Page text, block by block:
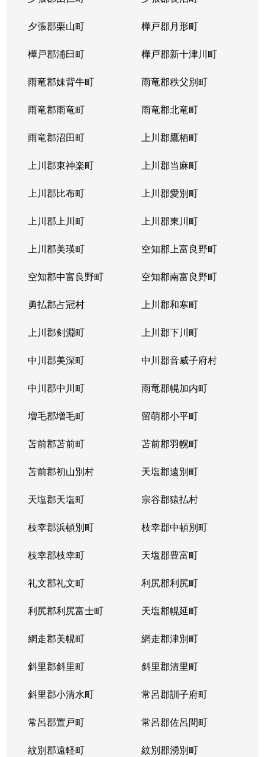
夕張郡栗山町 樺戸郡月形町
樺戸郡浦臼町 樺戸郡新十津川町
雨竜郡妹背牛町 雨竜郡秩父別町
雨竜郡雨竜町 雨竜郡北竜町
雨竜郡沼田町 上川郡鷹栖町
上川郡東神楽町 上川郡当麻町
上川郡比布町 上川郡愛別町
上川郡上川町 上川郡東川町
上川郡美瑛町 空知郡上富良野町
空知郡中富良野町 空知郡南富良野町
勇払郡占冠村 上川郡和寒町
上川郡剣淵町 上川郡下川町
中川郡美深町 中川郡音威子府村
中川郡中川町 雨竜郡幌加内町
増毛郡増毛町 留萌郡小平町
苫前郡苫前町 苫前郡羽幌町
苫前郡初山別村 天塩郡遠別町
天塩郡天塩町 宗谷郡猿払村
枝幸郡浜頓別町 枝幸郡中頓別町
枝幸郡枝幸町 天塩郡豊富町
礼文郡礼文町 利尻郡利尻町
利尻郡利尻富士町 天塩郡幌延町
網走郡美幌町 網走郡津別町
斜里郡斜里町 斜里郡清里町
斜里郡小清水町 常呂郡訓子府町
常呂郡置戸町 常呂郡佐呂間町
紋別郡遠軽町 紋別郡湧別町